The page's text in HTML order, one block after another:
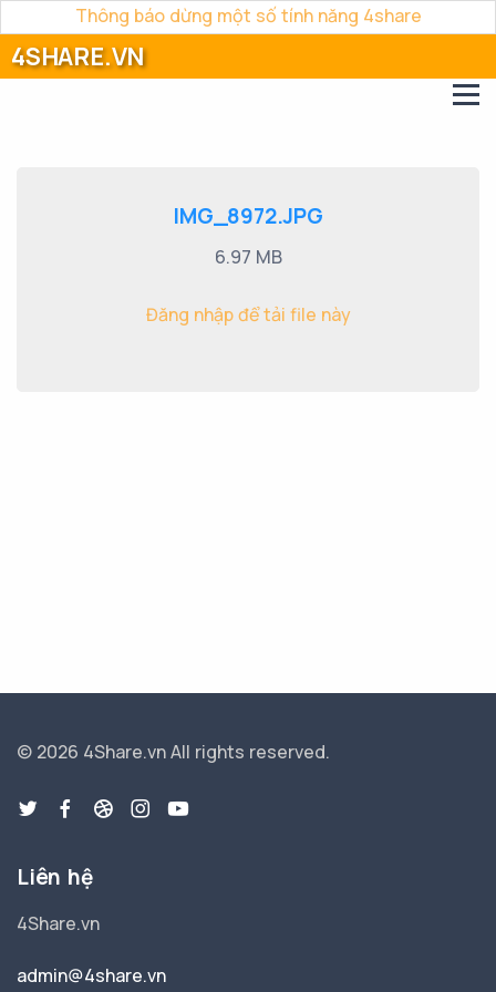
Thông báo dừng một số tính năng 4share
4SHARE.VN
IMG_8972.JPG
6.97 MB
Đăng nhập để tải file này
© 2026 4Share.vnAll rights reserved.
Liên hệ
4Share.vn
admin@4share.vn